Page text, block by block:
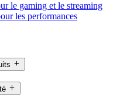
le gaming et le streaming
les performances